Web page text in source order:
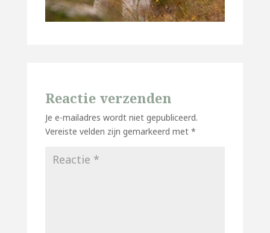
Reactie verzenden
Je e-mailadres wordt niet gepubliceerd.
Vereiste velden zijn gemarkeerd met *